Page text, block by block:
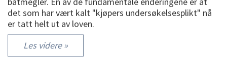
det som har vært kalt "kjøpers undersøkelsesplikt" nå
er tatt helt ut av loven.
Les videre »